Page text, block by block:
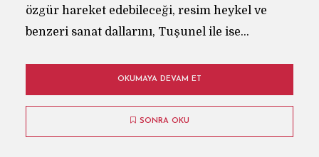
özgür hareket edebileceği, resim heykel ve
benzeri sanat dallarını, Tuşunel ile ise...
OKUMAYA DEVAM ET
SONRA OKU